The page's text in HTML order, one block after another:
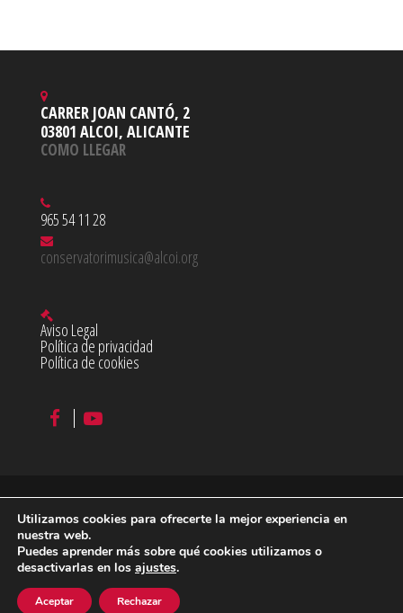
CARRER JOAN CANTÓ, 2
03801 ALCOI, ALICANTE
COMO LLEGAR
965 54 11 28
conservatorimusica@alcoi.org
Aviso Legal
Política de privacidad
Política de cookies
©2026 Conservatorio Profesional de Música Juan Cantó en
Alcoy
Utilizamos cookies para ofrecerte la mejor experiencia en
nuestra web.
Puedes aprender más sobre qué cookies utilizamos o
desactivarlas en los ajustes.
Aceptar Rechazar